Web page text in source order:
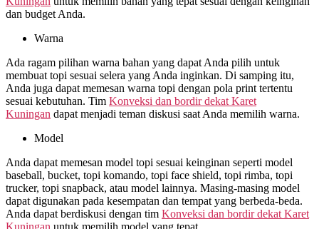
dan budget Anda.
Warna
Ada ragam pilihan warna bahan yang dapat Anda pilih untuk
membuat topi sesuai selera yang Anda inginkan. Di samping itu,
Anda juga dapat memesan warna topi dengan pola print tertentu
sesuai kebutuhan. Tim Konveksi dan bordir dekat Karet
Kuningan dapat menjadi teman diskusi saat Anda memilih warna.
Model
Anda dapat memesan model topi sesuai keinginan seperti model
baseball, bucket, topi komando, topi face shield, topi rimba, topi
trucker, topi snapback, atau model lainnya. Masing-masing model
dapat digunakan pada kesempatan dan tempat yang berbeda-beda.
Anda dapat berdiskusi dengan tim Konveksi dan bordir dekat Karet
Kuningan untuk memilih model yang tepat.